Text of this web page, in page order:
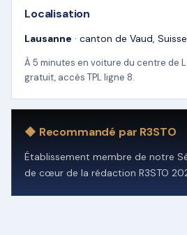
Localisation
Lausanne · canton de Vaud, Suisse
À 5 minutes en voiture du centre de
gratuit, accès TPL ligne 8.
◆ Recommandé par R3STO
Établissement membre de notre
de cœur de la rédaction R3STO